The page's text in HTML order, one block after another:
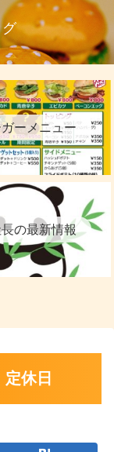
ーメニュー
の最新情報
休日